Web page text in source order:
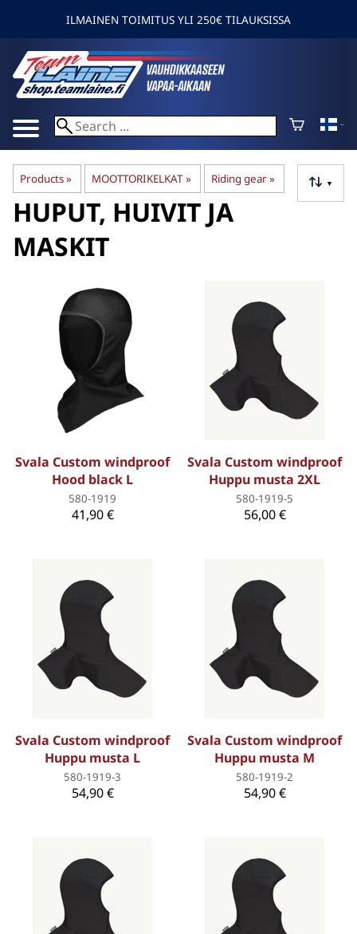
ILMAINEN TOIMITUS YLI 250€ TILAUKSISSA
Products‪» MOOTTORIKELKAT ‪» Riding gear‪» ▼
HUPUT, HUIVIT JA
MASKIT
Svala Custom windproof
Hood black L
580-1919
41,90 €
Svala Custom windproof
Huppu musta 2XL
580-1919-5
56,00 €
Svala Custom windproof
Huppu musta L
580-1919-3
54,90 €
Svala Custom windproof
Huppu musta M
580-1919-2
54,90 €